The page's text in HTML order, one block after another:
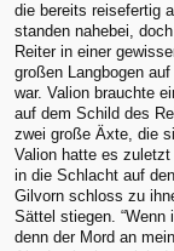
die bereits reisefertig
standen nahebei,
Reiter in einer
großen Langbogen
war. Valion brauchte
auf dem Schild des
zwei große Äxte, die
Valion hatte es
in die Schlacht auf
Gilvorn schloss zu
Sättel stiegen. “Wenn
denn der Mord an